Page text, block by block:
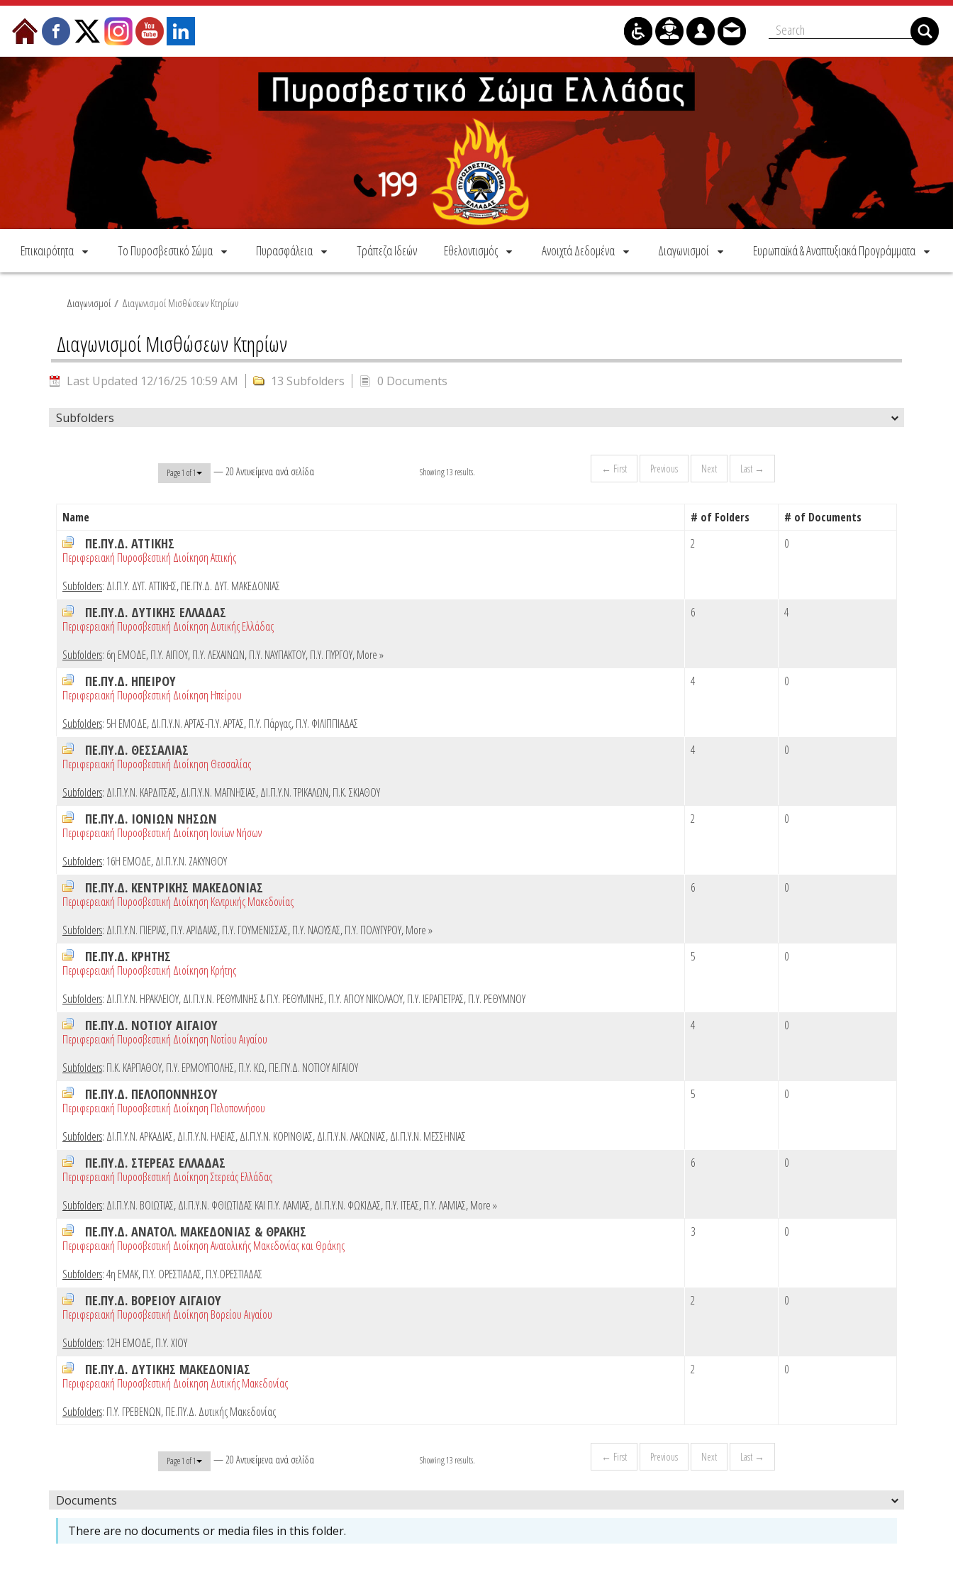
Skip to Content
Επικαιρότητα Το Πυροσβεστικό Σώμα Πυρασφάλεια Τράπεζα Ιδεών Εθελοντισμός Ανοιχτά Δεδομένα Διαγωνισμοί Ευρωπαϊκά & Αναπτυξιακά Προγράμματα
Διαγωνισμοί / Διαγωνισμοί Μισθώσεων Κτηρίων
Διαγωνισμοί Μισθώσεων Κτηρίων
Last Updated 12/16/25 10:59 AM 13 Subfolders 0 Documents
Subfolders
Page 1 of 1 — 20 Αντικείμενα ανά σελίδα Showing 13 results. ← First Previous Next Last →
Name # of Folders # of Documents
ΠΕ.ΠΥ.Δ. ΑΤΤΙΚΗΣ
Περιφερειακή Πυροσβεστική Διοίκηση Αττικής
Subfolders: ΔΙ.Π.Υ. ΔΥΤ. ΑΤΤΙΚΗΣ,ΠΕ.ΠΥ.Δ. ΔΥΤ. ΜΑΚΕΔΟΝΙΑΣ
2 0
ΠΕ.ΠΥ.Δ. ΔΥΤΙΚΗΣ ΕΛΛΑΔΑΣ
Περιφερειακή Πυροσβεστική Διοίκηση Δυτικής Ελλάδας
Subfolders: 6η ΕΜΟΔΕ,Π.Υ. ΑΙΓΙΟΥ,Π.Υ. ΛΕΧΑΙΝΩΝ,Π.Υ. ΝΑΥΠΑΚΤΟΥ,Π.Υ. ΠΥΡΓΟΥ,More »
6 4
ΠΕ.ΠΥ.Δ. ΗΠΕΙΡΟΥ
Περιφερειακή Πυροσβεστική Διοίκηση Ηπείρου
Subfolders: 5Η ΕΜΟΔΕ,ΔΙ.Π.Υ.Ν. ΑΡΤΑΣ-Π.Υ. ΑΡΤΑΣ,Π.Υ. Πάργας,Π.Υ. ΦΙΛΙΠΠΙΑΔΑΣ
4 0
ΠΕ.ΠΥ.Δ. ΘΕΣΣΑΛΙΑΣ
Περιφερειακή Πυροσβεστική Διοίκηση Θεσσαλίας
Subfolders: ΔΙ.Π.Υ.Ν. ΚΑΡΔΙΤΣΑΣ,ΔΙ.Π.Υ.Ν. ΜΑΓΝΗΣΙΑΣ,ΔΙ.Π.Υ.Ν. ΤΡΙΚΑΛΩΝ,Π.Κ. ΣΚΙΑΘΟΥ
4 0
ΠΕ.ΠΥ.Δ. ΙΟΝΙΩΝ ΝΗΣΩΝ
Περιφερειακή Πυροσβεστική Διοίκηση Ιονίων Νήσων
Subfolders: 16Η ΕΜΟΔΕ,ΔΙ.Π.Υ.Ν. ΖΑΚΥΝΘΟΥ
2 0
ΠΕ.ΠΥ.Δ. ΚΕΝΤΡΙΚΗΣ ΜΑΚΕΔΟΝΙΑΣ
Περιφερειακή Πυροσβεστική Διοίκηση Κεντρικής Μακεδονίας
Subfolders: ΔΙ.Π.Υ.Ν. ΠΙΕΡΙΑΣ,Π.Υ. ΑΡΙΔΑΙΑΣ,Π.Υ. ΓΟΥΜΕΝΙΣΣΑΣ,Π.Υ. ΝΑΟΥΣΑΣ,Π.Υ. ΠΟΛΥΓΥΡΟΥ,More »
6 0
ΠΕ.ΠΥ.Δ. ΚΡΗΤΗΣ
Περιφερειακή Πυροσβεστική Διοίκηση Κρήτης
Subfolders: ΔΙ.Π.Υ.Ν. ΗΡΑΚΛΕΙΟΥ,ΔΙ.Π.Υ.Ν. ΡΕΘΥΜΝΗΣ & Π.Υ. ΡΕΘΥΜΝΗΣ,Π.Υ. ΑΓΙΟΥ ΝΙΚΟΛΑΟΥ,Π.Υ. ΙΕΡΑΠΕΤΡΑΣ,Π.Υ. ΡΕΘΥΜΝΟΥ
5 0
ΠΕ.ΠΥ.Δ. ΝΟΤΙΟΥ ΑΙΓΑΙΟΥ
Περιφερειακή Πυροσβεστική Διοίκηση Νοτίου Αιγαίου
Subfolders: Π.Κ. ΚΑΡΠΑΘΟΥ,Π.Υ. ΕΡΜΟΥΠΟΛΗΣ,Π.Υ. ΚΩ,ΠΕ.ΠΥ.Δ. ΝΟΤΙΟΥ ΑΙΓΑΙΟΥ
4 0
ΠΕ.ΠΥ.Δ. ΠΕΛΟΠΟΝΝΗΣΟΥ
Περιφερειακή Πυροσβεστική Διοίκηση Πελοποννήσου
Subfolders: ΔΙ.Π.Υ.Ν. ΑΡΚΑΔΙΑΣ,ΔΙ.Π.Υ.Ν. ΗΛΕΙΑΣ,ΔΙ.Π.Υ.Ν. ΚΟΡΙΝΘΙΑΣ,ΔΙ.Π.Υ.Ν. ΛΑΚΩΝΙΑΣ,ΔΙ.Π.Υ.Ν. ΜΕΣΣΗΝΙΑΣ
5 0
ΠΕ.ΠΥ.Δ. ΣΤΕΡΕΑΣ ΕΛΛΑΔΑΣ
Περιφερειακή Πυροσβεστική Διοίκηση Στερεάς Ελλάδας
Subfolders: ΔΙ.Π.Υ.Ν. ΒΟΙΩΤΙΑΣ,ΔΙ.Π.Υ.Ν. ΦΘΙΩΤΙΔΑΣ ΚΑΙ Π.Υ. ΛΑΜΙΑΣ,ΔΙ.Π.Υ.Ν. ΦΩΚΙΔΑΣ,Π.Υ. ΙΤΕΑΣ,Π.Υ. ΛΑΜΙΑΣ,More »
6 0
ΠΕ.ΠΥ.Δ. ΑΝΑΤΟΛ. ΜΑΚΕΔΟΝΙΑΣ & ΘΡΑΚΗΣ
Περιφερειακή Πυροσβεστική Διοίκηση Ανατολικής Μακεδονίας και Θράκης
Subfolders:4η ΕΜΑΚ,Π.Υ. ΟΡΕΣΤΙΑΔΑΣ,Π.Υ.ΟΡΕΣΤΙΑΔΑΣ
3 0
ΠΕ.ΠΥ.Δ. ΒΟΡΕΙΟΥ ΑΙΓΑΙΟΥ
Περιφερειακή Πυροσβεστική Διοίκηση Βορείου Αιγαίου
Subfolders: 12Η ΕΜΟΔΕ,Π.Υ. ΧΙΟΥ
2 0
ΠΕ.ΠΥ.Δ. ΔΥΤΙΚΗΣ ΜΑΚΕΔΟΝΙΑΣ
Περιφερειακή Πυροσβεστική Διοίκηση Δυτικής Μακεδονίας
Subfolders: Π.Υ. ΓΡΕΒΕΝΩΝ,ΠΕ.ΠΥ.Δ. Δυτικής Μακεδονίας
2 0
Page 1 of 1 — 20 Αντικείμενα ανά σελίδα Showing 13 results. ← First Previous Next Last →
Documents
There are no documents or media files in this folder.